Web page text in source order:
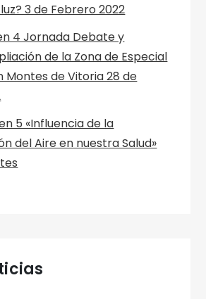
3 de Febrero 2022
4 Jornada Debate y
de la Zona de Especial
Montes de Vitoria 28 de
5 «Influencia de la
del Aire en nuestra Salud»